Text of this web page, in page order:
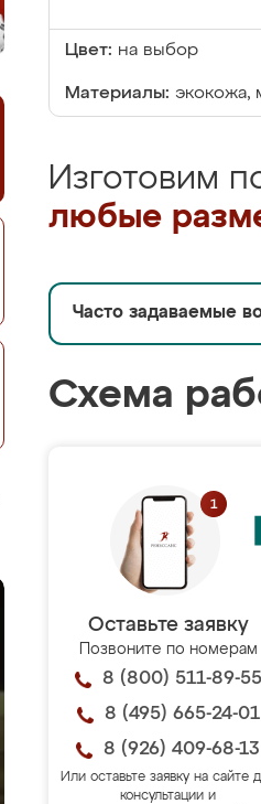
Цвет: на выбор
Материалы: экокожа,
Изготовим
любые
Часто задаваемые
Схема
Оставьте заявку
Позвоните по номерам
8 (800) 511-89-55
8 (495) 665-24-01
8 (926) 409-68-13
Или оставьте заявку на сайте
консультации и